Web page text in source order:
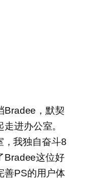
Bradee，默契
进办公室。
我独自奋斗8
Bradee这位好
善PS的用户体